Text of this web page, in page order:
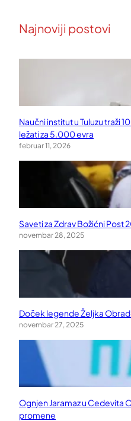
Najnoviji postovi
Naučni institut u Tuluzu traži
ležati za 5.000 evra
februar 11, 2026
Saveti za Zdrav Božićni Post
novembar 28, 2025
Doček legende Željka
novembar 27, 2025
Ognjen Jaramaz u Cedevita
promene